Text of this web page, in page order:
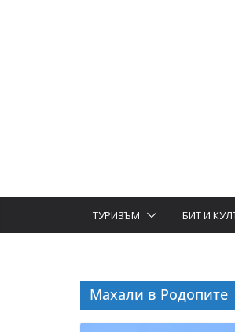
ТУРИЗЪМ БИТ И
Махали в Родопите